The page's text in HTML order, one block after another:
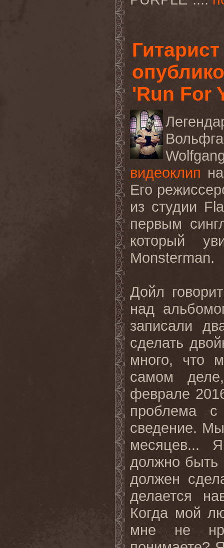
'Run For
видеоклип
Его
из студии
первым
который
Monsterman.
Дойл
над
записали
сделать
много, что
самом
феврале
проблема
сведение. Мы
месяцев... Я
должно быть
должен
делается
Когда мой
мне не